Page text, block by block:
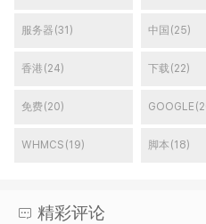
服务器(31) 中国(25)
香港(24) 下载(22)
免费(20)
WHMCS(19) 脚本(18)
精彩评论